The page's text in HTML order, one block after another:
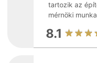
tartozik az
mérnöki
8.1